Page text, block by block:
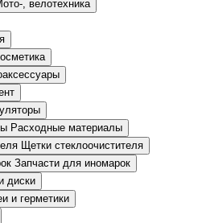
, велотехника
Расходные материалы
Щетки стеклоочистителя
Запчасти для иномарок
диски
и герметики